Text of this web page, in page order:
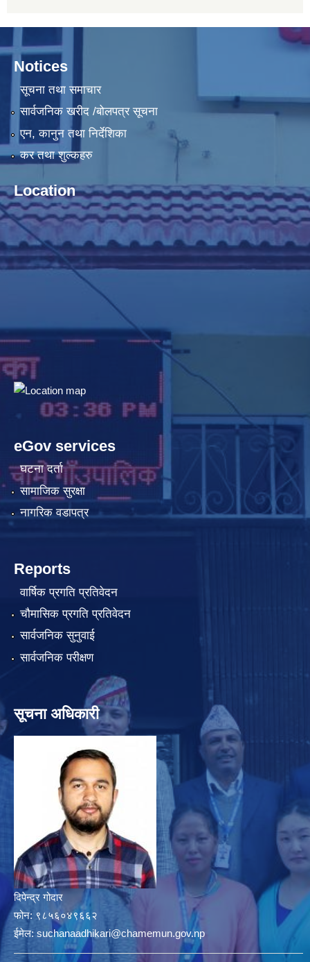
Notices
सूचना तथा समाचार
सार्वजनिक खरीद /बोलपत्र सूचना
एन, कानुन तथा निर्देशिका
कर तथा शुल्कहरु
Location
eGov services
घटना दर्ता
सामाजिक सुरक्षा
नागरिक वडापत्र
Reports
वार्षिक प्रगति प्रतिवेदन
चौमासिक प्रगति प्रतिवेदन
सार्वजनिक सुनुवाई
सार्वजनिक परीक्षण
सूचना अधिकारी
दिपेन्द्र गोदार
फोन: ९८५६०४९६६२
ईमेल: suchanaadhikari@chamemun.gov.np